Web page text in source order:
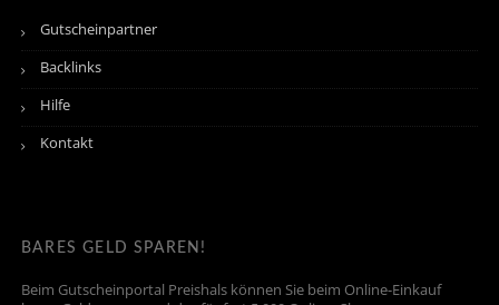
Gutscheinpartner
Backlinks
Hilfe
Kontakt
BARES GELD SPAREN!
Beim Gutscheinportal Preishals können Sie beim Online-Einkauf